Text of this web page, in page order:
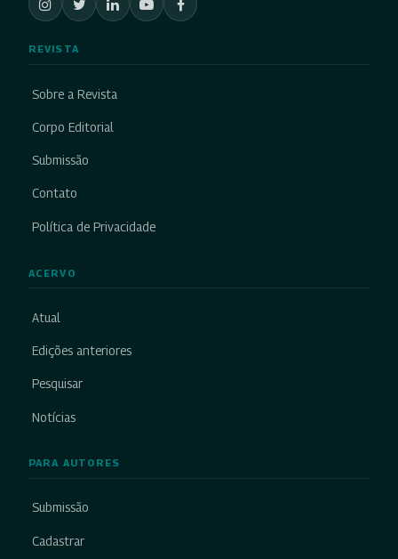
REVISTA
Sobre a Revista
Corpo Editorial
Submissão
Contato
Política de Privacidade
ACERVO
Atual
Edições anteriores
Pesquisar
Notícias
PARA AUTORES
Submissão
Cadastrar